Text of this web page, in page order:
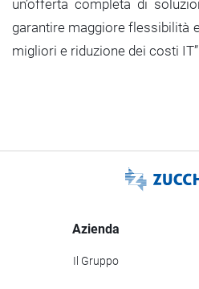
un’offerta completa di
garantire maggiore flessibilità
migliori e riduzione dei costi
Azienda
Il Gruppo